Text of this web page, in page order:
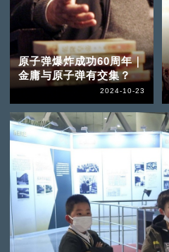
原子弹爆炸成功60周年｜
金庸与原子弹有交集？
2024-10-23